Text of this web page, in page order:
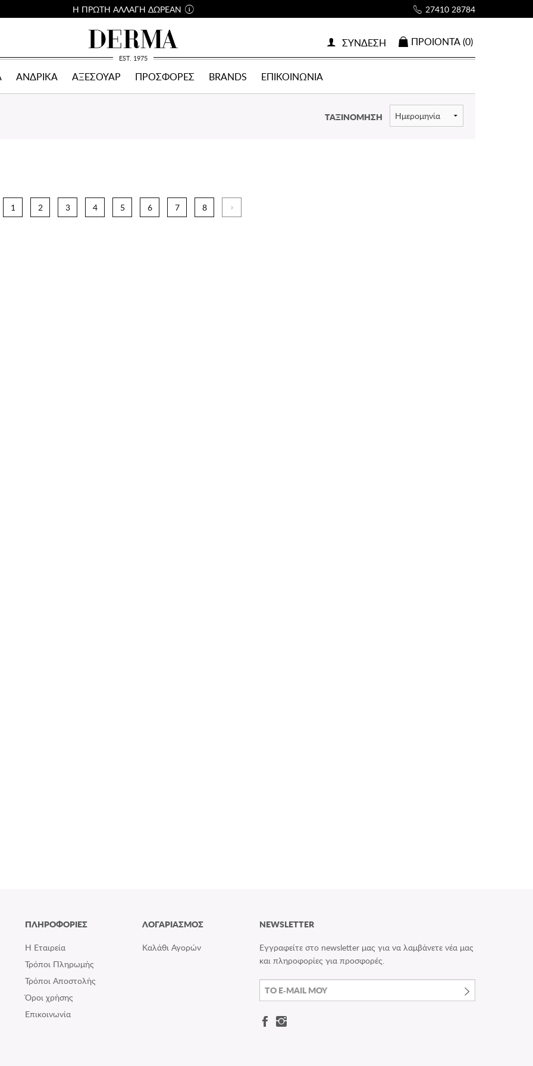
Η ΠΡΩΤΗ ΑΛΛΑΓΗ ΔΩΡΕΑΝ 27410 28784
ΠΡΟΙOΝΤΑ (0)
ΣΥΝΔΕΣΗ
EST. 1975
ΑΝΔΡΙΚΑ ΑΞΕΣΟΥΑΡ ΠΡΟΣΦΟΡΕΣ BRANDS ΕΠΙΚΟΙΝΩΝΙΑ
ΤΑΞΙΝΟΜΗΣΗ
1 2 3 4 5 6 7 8 ›
ΠΛΗΡΟΦΟΡΙΕΣ
Η Εταιρεία
Τρόποι Πληρωμής
Τρόποι Αποστολής
Όροι χρήσης
Επικοινωνία
ΛΟΓΑΡΙΑΣΜΟΣ
Καλάθι Αγορών
NEWSLETTER
Εγγραφείτε στο newsletter μας για να λαμβάνετε νέα μας
και πληροφορίες για προσφορές.